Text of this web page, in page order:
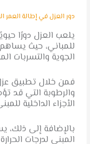
دور العزل في إطالة العمر
يلعب العزل دورًا
للمباني، حيث
الجوية والتسربات
فمن خلال تطبيق
والرطوبة التي قد
الأجزاء الداخلية
بالإضافة إلى
المبنى لدرجات